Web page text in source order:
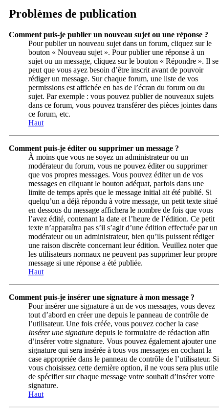
Problèmes de publication
Comment puis-je publier un nouveau sujet ou une réponse ?
Pour publier un nouveau sujet dans un forum, cliquez sur le
bouton « Nouveau sujet ». Pour publier une réponse à un
sujet ou un message, cliquez sur le bouton « Répondre ». Il se
peut que vous ayez besoin d’être inscrit avant de pouvoir
rédiger un message. Sur chaque forum, une liste de vos
permissions est affichée en bas de l’écran du forum ou du
sujet. Par exemple : vous pouvez publier de nouveaux sujets
dans ce forum, vous pouvez transférer des pièces jointes dans
ce forum, etc.
Haut
Comment puis-je éditer ou supprimer un message ?
À moins que vous ne soyez un administrateur ou un
modérateur du forum, vous ne pouvez éditer ou supprimer
que vos propres messages. Vous pouvez éditer un de vos
messages en cliquant le bouton adéquat, parfois dans une
limite de temps après que le message initial ait été publié. Si
quelqu’un a déjà répondu à votre message, un petit texte situé
en dessous du message affichera le nombre de fois que vous
l’avez édité, contenant la date et l’heure de l’édition. Ce petit
texte n’apparaîtra pas s’il s’agit d’une édition effectuée par un
modérateur ou un administrateur, bien qu’ils puissent rédiger
une raison discrète concernant leur édition. Veuillez noter que
les utilisateurs normaux ne peuvent pas supprimer leur propre
message si une réponse a été publiée.
Haut
Comment puis-je insérer une signature à mon message ?
Pour insérer une signature à un de vos messages, vous devez
tout d’abord en créer une depuis le panneau de contrôle de
l’utilisateur. Une fois créée, vous pouvez cocher la case
Insérer une signature depuis le formulaire de rédaction afin
d’insérer votre signature. Vous pouvez également ajouter une
signature qui sera insérée à tous vos messages en cochant la
case appropriée dans le panneau de contrôle de l’utilisateur. Si
vous choisissez cette dernière option, il ne vous sera plus utile
de spécifier sur chaque message votre souhait d’insérer votre
signature.
Haut